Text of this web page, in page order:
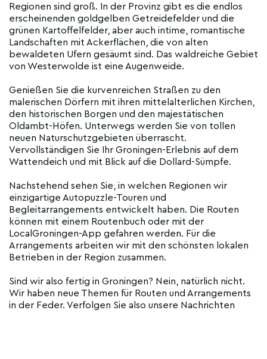
Regionen sind groß. In der Provinz gibt es die endlos
erscheinenden goldgelben Getreidefelder und die
grünen Kartoffelfelder, aber auch intime, romantische
Landschaften mit Ackerflächen, die von alten
bewaldeten Ufern gesäumt sind. Das waldreiche Gebiet
von Westerwolde ist eine Augenweide.
Genießen Sie die kurvenreichen Straßen zu den
malerischen Dörfern mit ihren mittelalterlichen Kirchen,
den historischen Borgen und den majestätischen
Oldambt-Höfen. Unterwegs werden Sie von tollen
neuen Naturschutzgebieten überrascht.
Vervollständigen Sie Ihr Groningen-Erlebnis auf dem
Wattendeich und mit Blick auf die Dollard-Sümpfe.
Nachstehend sehen Sie, in welchen Regionen wir
einzigartige Autopuzzle-Touren und
Begleitarrangements entwickelt haben. Die Routen
können mit einem Routenbuch oder mit der
LocalGroningen-App gefahren werden. Für die
Arrangements arbeiten wir mit den schönsten lokalen
Betrieben in der Region zusammen.
Sind wir also fertig in Groningen? Nein, natürlich nicht.
Wir haben neue Themen für Routen und Arrangements
in der Feder. Verfolgen Sie also unsere Nachrichten